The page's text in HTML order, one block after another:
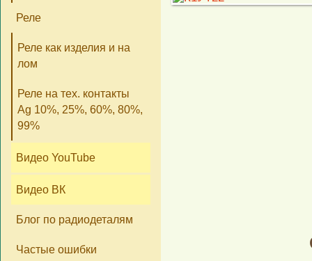
Реле
Реле как изделия и на
лом
Реле на тех. контакты
Ag 10%, 25%, 60%, 80%,
99%
Видео YouTube
Видео ВК
Блог по радиодеталям
Частые ошибки